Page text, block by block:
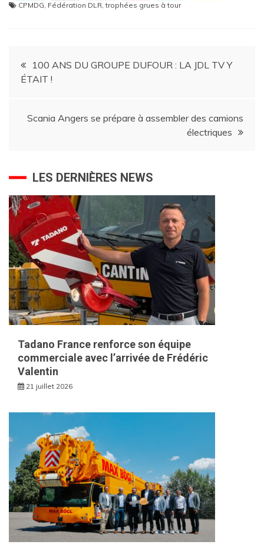
CPMDG, Fédération DLR,trophées grues à tour
Navigation
de
l’article
100 ANS DU GROUPE DUFOUR : LA JDL TV Y
ÉTAIT !
Scania Angers se prépare à assembler des camions
électriques
LES DERNIÈRES NEWS
Tadano France renforce son équipe
commerciale avec l’arrivée de Frédéric
Valentin
21 juillet 2026